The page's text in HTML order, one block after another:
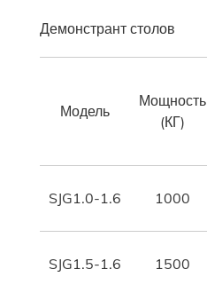
Демонстрант столов
Модель
Мощность
(КГ)
SJG1.0-1.6 1000
SJG1.5-1.6 1500